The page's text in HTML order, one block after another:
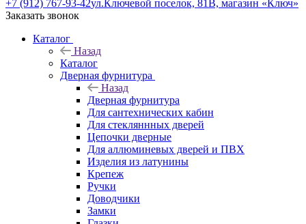
+7 (912) 767-93-42ул.Ключевой поселок, 81В, магазин «Ключ»
Заказать звонок
Каталог
Назад
Каталог
Дверная фурнитура
Назад
Дверная фурнитура
Для сантехнических кабин
Для стекляннных дверей
Цепочки дверные
Для аллюминевых дверей и ПВХ
Изделия из латунины
Крепеж
Ручки
Доводчики
Замки